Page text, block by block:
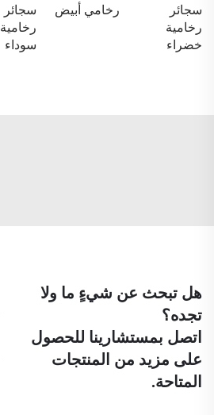
سجائر
رخامية
خضراء
رخامي أبيض
سجائر
رخامية
سوداء
هل تبحث عن شيءٍ ما ولا
تجده؟
اتصل بمستشارينا للحصول
على مزيد من المنتجات
المتاحة.